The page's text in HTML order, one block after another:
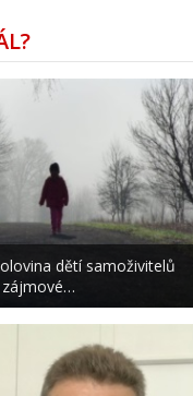
dětí samoživitelů